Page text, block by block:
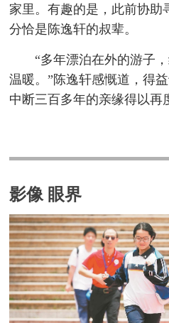
家里。有趣的是，此前协助
分恰是陈逸轩的叔辈。
“多年漂泊在外的游子
温暖。”陈逸轩感慨道，得
中断三百多年的亲缘得以再
影像 眼界